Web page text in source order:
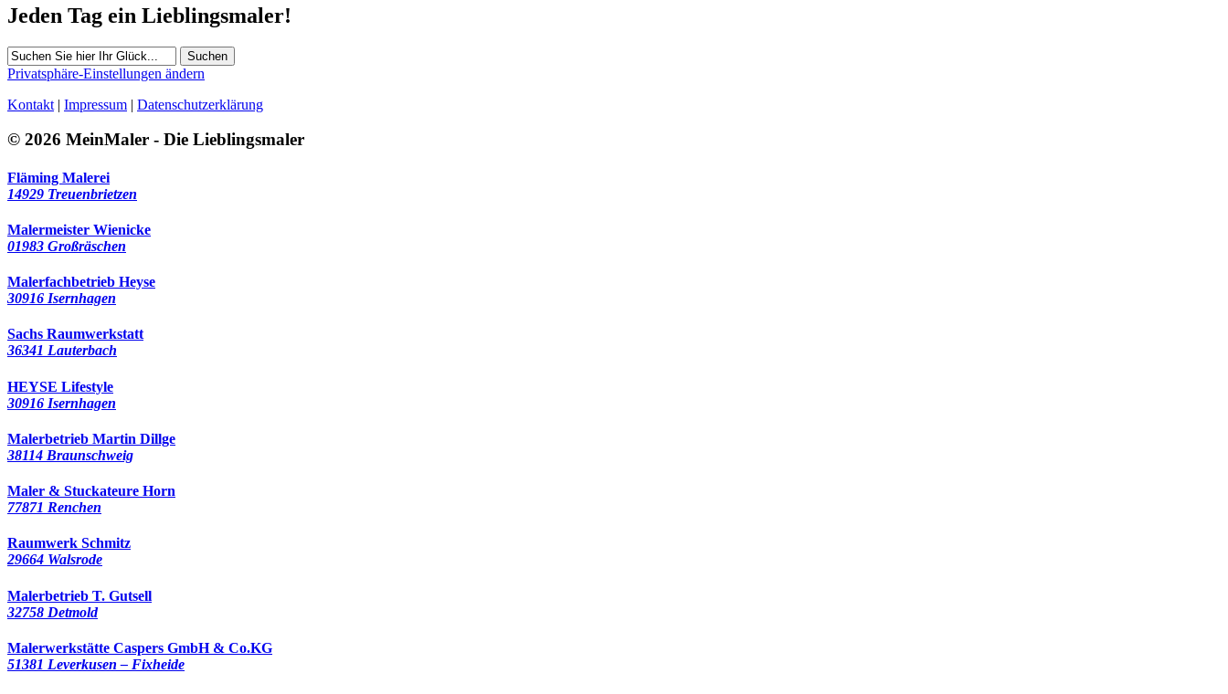
Jeden Tag ein Lieblingsmaler!
Suchen
Privatsphäre-Einstellungen ändern
Kontakt | Impressum | Datenschutzerklärung
© 2026 MeinMaler - Die Lieblingsmaler
Fläming Malerei
14929 Treuenbrietzen
Malermeister Wienicke
01983 Großräschen
Malerfachbetrieb Heyse
30916 Isernhagen
Sachs Raumwerkstatt
36341 Lauterbach
HEYSE Lifestyle
30916 Isernhagen
Malerbetrieb Martin Dillge
38114 Braunschweig
Maler & Stuckateure Horn
77871 Renchen
Raumwerk Schmitz
29664 Walsrode
Malerbetrieb T. Gutsell
32758 Detmold
Malerwerkstätte Caspers GmbH & Co.KG
51381 Leverkusen – Fixheide